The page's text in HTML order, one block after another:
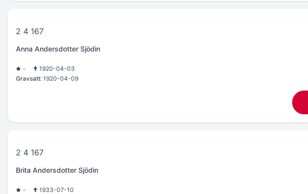
2 4 167
Anna Andersdotter Sjödin
-
1920-04-03
Gravsatt: 1920-04-09
2 4 167
Brita Andersdotter Sjödin
-
1933-07-10